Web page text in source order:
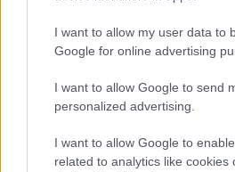
I want to allow my user data to
Google for online advertising
I want to allow Google to send
personalized advertising.
I want to allow Google to
related to analytics like cookies